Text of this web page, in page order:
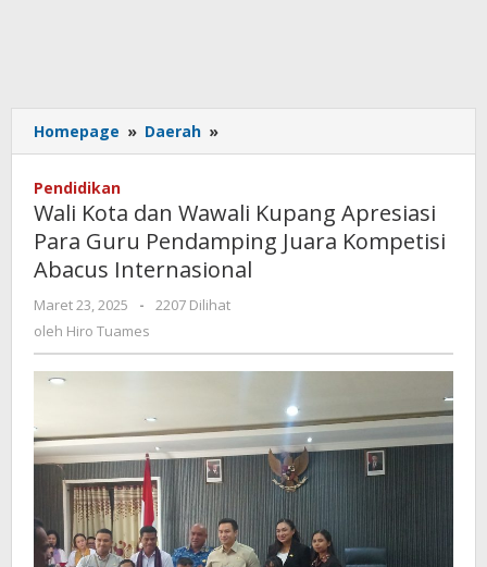
Homepage » Daerah »
Kota
Kupang
Apresiasi
Para
Pendamping
Kompetisi
Internasional
Pendidikan
Wali Kota dan Wawali Kupang Apresiasi
Para Guru Pendamping Juara Kompetisi
Abacus Internasional
Maret 23, 2025
oleh
-
2207 Dilihat
oleh Hiro Tuames